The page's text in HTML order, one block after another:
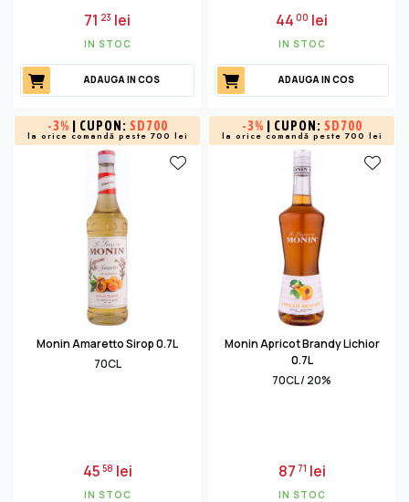
71 23 lei
IN STOC
ADAUGA IN COS
4400 lei
IN STOC
ADAUGA IN COS
-3% | CUPON: SD700
la orice comandă peste 700 lei
Monin Amaretto Sirop 0.7L
70CL
4558 lei
IN STOC
-3% | CUPON: SD700
la orice comandă peste 700 lei
Monin Apricot Brandy Lichior
0.7L
70CL / 20%
87 71 lei
IN STOC